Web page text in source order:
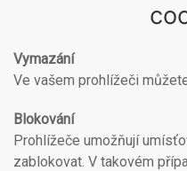
Vymazání
Ve vašem prohlížeči
Blokování
Prohlížeče umožňují
zablokovat. V takovém